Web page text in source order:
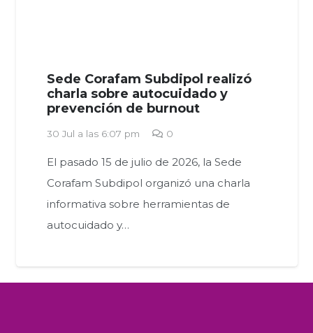
Sede Corafam Subdipol realizó
charla sobre autocuidado y
prevención de burnout
30 Jul a las 6:07 pm 0
El pasado 15 de julio de 2026, la Sede
Corafam Subdipol organizó una charla
informativa sobre herramientas de
autocuidado y…